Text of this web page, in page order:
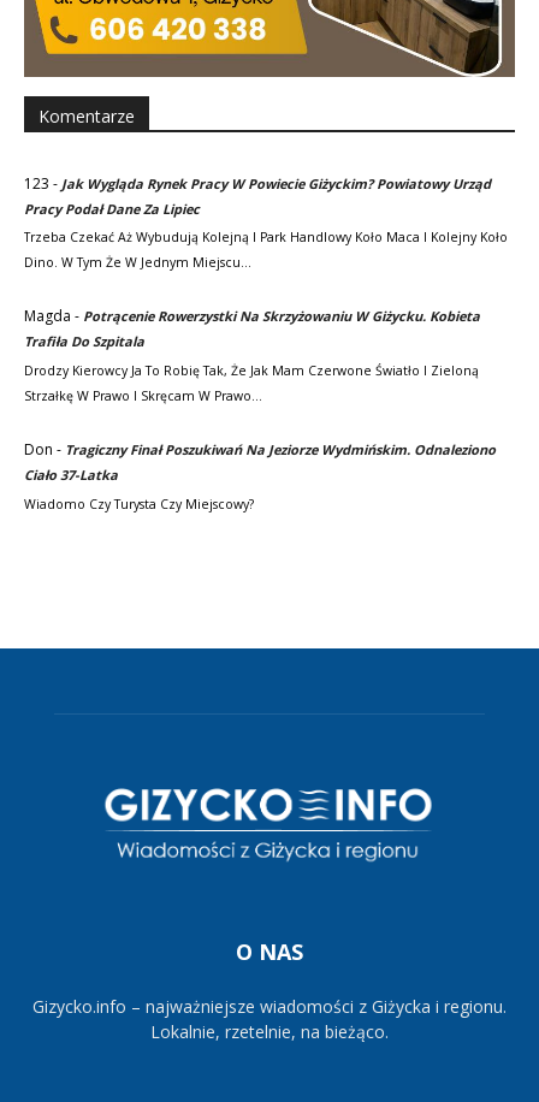
Komentarze
123 - Jak Wygląda Rynek Pracy W Powiecie Giżyckim? Powiatowy Urząd
Pracy Podał Dane Za Lipiec
Trzeba Czekać Aż Wybudują Kolejną I Park Handlowy Koło Maca I Kolejny Koło
Dino. W Tym Że W Jednym Miejscu…
Magda - Potrącenie Rowerzystki Na Skrzyżowaniu W Giżycku. Kobieta
Trafiła Do Szpitala
Drodzy Kierowcy Ja To Robię Tak, Że Jak Mam Czerwone Światło I Zieloną
Strzałkę W Prawo I Skręcam W Prawo…
Don - Tragiczny Finał Poszukiwań Na Jeziorze Wydmińskim. Odnaleziono
Ciało 37-Latka
Wiadomo Czy Turysta Czy Miejscowy?
O NAS
Gizycko.info – najważniejsze wiadomości z Giżycka i regionu.
Lokalnie, rzetelnie, na bieżąco.